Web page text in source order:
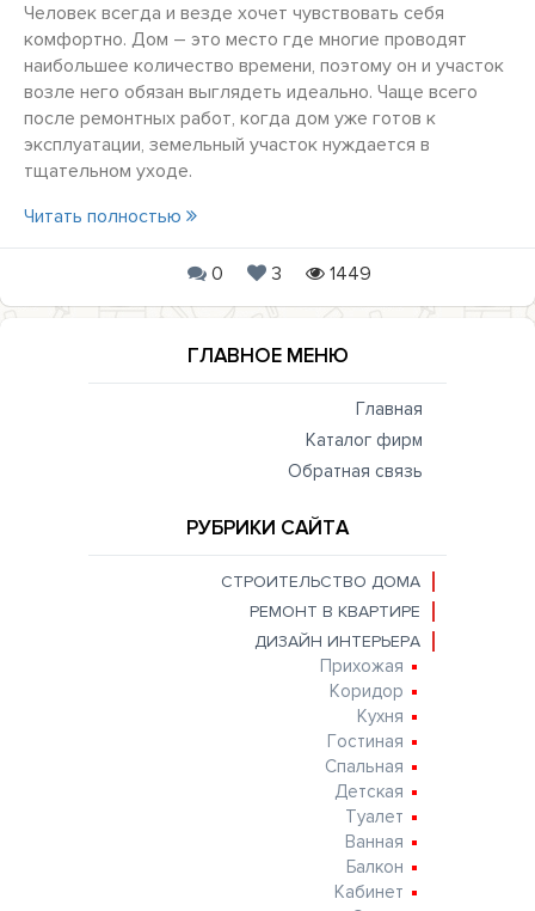
Человек всегда и везде хочет чувствовать себя
комфортно. Дом – это место где многие проводят
наибольшее количество времени, поэтому он и участок
возле него обязан выглядеть идеально. Чаще всего
после ремонтных работ, когда дом уже готов к
эксплуатации, земельный участок нуждается в
тщательном уходе.
Читать полностью
0 3 1449
ГЛАВНОЕ МЕНЮ
Главная
Каталог фирм
Обратная связь
РУБРИКИ САЙТА
СТРОИТЕЛЬСТВО ДОМА
РЕМОНТ В КВАРТИРЕ
ДИЗАЙН ИНТЕРЬЕРА
Прихожая
Коридор
Кухня
Гостиная
Спальная
Детская
Туалет
Ванная
Балкон
Кабинет